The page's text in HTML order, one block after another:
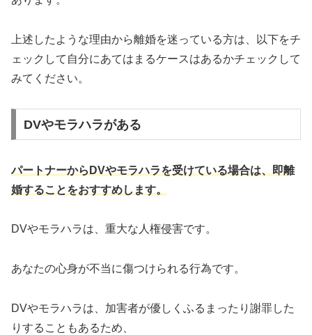
上述したような理由から離婚を迷っている方は、以下をチ
ェックして自分にあてはまるケースはあるかチェックして
みてください。
DVやモラハラがある
パートナーからDVやモラハラを受けている場合は、即離
婚することをおすすめします。
DVやモラハラは、重大な人権侵害です。
あなたの心身が不当に傷つけられる行為です。
DVやモラハラは、加害者が優しくふるまったり謝罪した
りすることもあるため、